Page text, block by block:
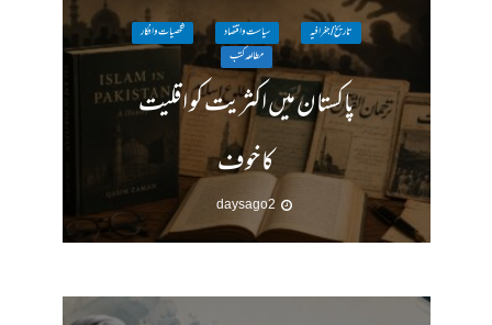
تاریخ / جغرافیہ سیاست واقتصاد
شخصیات وافکار
مطالعہ کتب
پاکستان میں اکثریت کو اقلیت
کا خوف
2 days ago